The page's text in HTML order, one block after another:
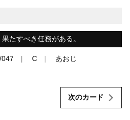
たすべき任務がある。
C あおじ
次のカード